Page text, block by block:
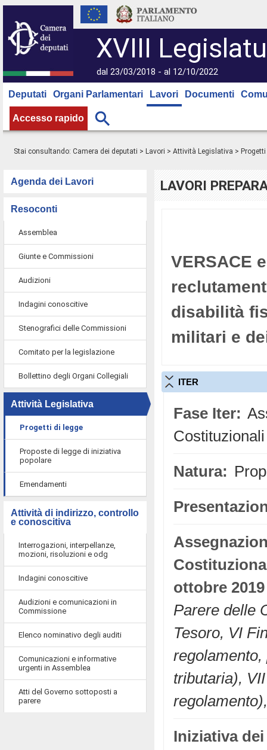
XVIII
dal 23/03/2018 - al 12/10/2022
Deputati Organi Parlamentari Lavori Documenti
Accesso rapido
Stai consultando: Camera dei deputati > Lavori > Attività Legislativa >
Agenda dei Lavori
Resoconti
Assemblea
Giunte e Commissioni
Audizioni
Indagini conoscitive
Stenografici delle Commissioni
Comitato per la legislazione
Bollettino degli Organi Collegiali
Attività Legislativa
Progetti di legge
Proposte di legge di iniziativa
popolare
Emendamenti
Attività di indirizzo, controllo
e conoscitiva
Interrogazioni, interpellanze,
mozioni, risoluzioni e odg
Indagini conoscitive
Audizioni e comunicazioni in
Commissione
Elenco nominativo degli auditi
Comunicazioni e informative
urgenti in Assemblea
Atti del Governo sottoposti a
parere
LAVORI
VERSACE
disabilità
militari e
ITER
Fase Iter:
Natura:
ottobre 2019
Parere delle
Tesoro, VI
tributaria),
Iniziativa